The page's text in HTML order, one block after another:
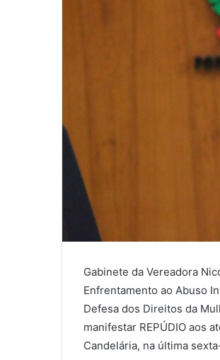
Gabinete da Vereadora
Enfrentamento ao Abuso
Defesa dos Direitos da
manifestar REPÚDIO aos
Candelária, na última